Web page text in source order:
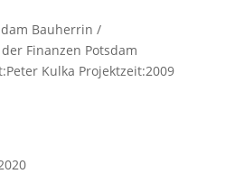
Bauherrin /
Finanzen Potsdam
Kulka Projektzeit:2009